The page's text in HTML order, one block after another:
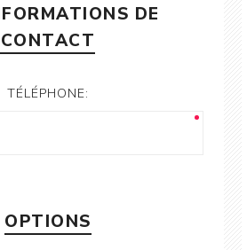
DE
CONTACT
TÉLÉPHONE:
OPTIONS